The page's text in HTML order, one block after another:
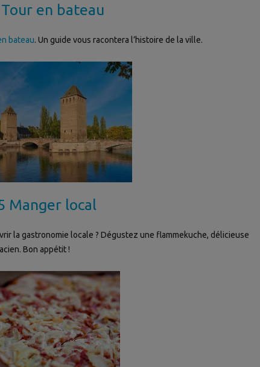
en bateau
bateau. Un guide vous racontera l’histoire de la ville.
Manger local
la gastronomie locale ? Dégustez une flammekuche, délicieuse
Bon appétit !